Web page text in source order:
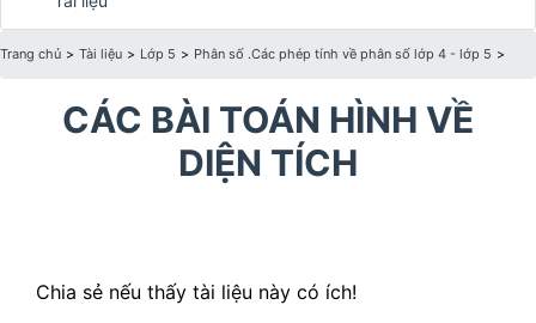
Trang chủ > Tài liệu > Lớp 5 > Phân số .Các phép tính về phân số lớp 4 - lớp 5 >
CÁC BÀI TOÁN HÌNH VỀ
DIỆN TÍCH
Chia sẻ nếu thấy tài liệu này có ích!